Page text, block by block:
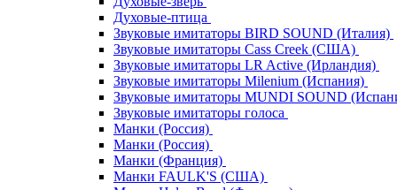
Духовые-птица
Звуковые имитаторы BIRD SOUND (Италия)
Звуковые имитаторы Cass Creek (США)
Звуковые имитаторы LR Active (Ирландия)
Звуковые имитаторы Milenium (Испания)
Звуковые имитаторы MUNDI SOUND
Звуковые имитаторы голоса
Манки (Россия)
Манки (Россия)
Манки (Франция)
Манки FAULK'S (США)